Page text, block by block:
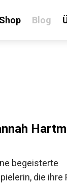
Shop Blog
begeisterte
die ihre